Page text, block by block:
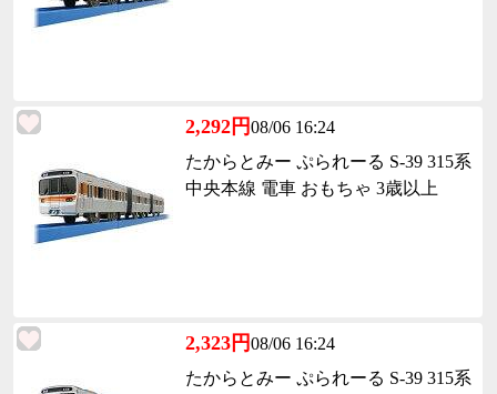
2,292円08/06 16:24
たからとみー ぷられーる S-39 315系
中央本線 電車 おもちゃ 3歳以上
2,323円08/06 16:24
たからとみー ぷられーる S-39 315系